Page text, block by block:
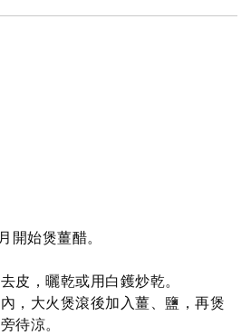
開始煲薑醋。
皮，曬乾或用白鑊炒乾。
，大火煲滾後加入薑、鹽，再煲
待涼。